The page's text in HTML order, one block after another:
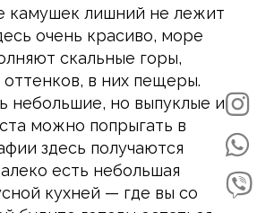
камушек лишний не лежит
очень красиво, море
скальные горы,
оттенков, в них пещеры.
небольшие, но выпуклые и
можно попрыгать в
здесь получаются
есть небольшая
кухней — где вы со